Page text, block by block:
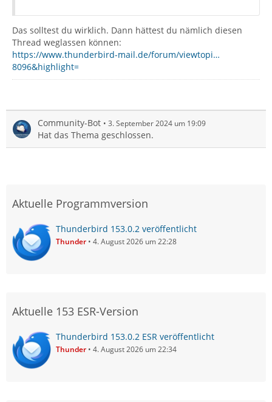
Das solltest du wirklich. Dann hättest du nämlich diesen
Thread weglassen können:
https://www.thunderbird-mail.de/forum/viewtopi…
8096&highlight=
Community-Bot 3. September 2024 um 19:09
Hat das Thema geschlossen.
Aktuelle Programmversion
Thunderbird 153.0.2 veröffentlicht
Thunder 4. August 2026 um 22:28
Aktuelle 153 ESR-Version
Thunderbird 153.0.2 ESR veröffentlicht
Thunder 4. August 2026 um 22:34